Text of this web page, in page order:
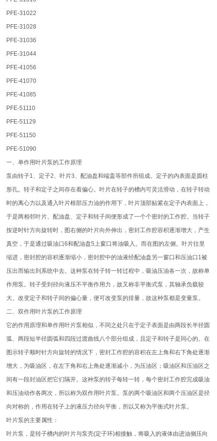
PFE-31022
PFE-31028
PFE-31036
PFE-31044
PFE-41056
PFE-41070
PFE-41085
PFE-51110
PFE-51129
PFE-51150
PFE-51090
一、单作用叶片泵的工作原理
泵由转子1、定子2、叶片3、配油盘和端盖等部件所组成。定子的内表面是圆柱
形孔。转子和定子之间存在着偏心。叶片在转子的槽内可灵活滑动，在转子转动
时的离心力以及通入叶片根部压力油的作用下，叶片顶部贴紧在定子内表面上，
于是两相邻叶片、配油盘、定子和转子间便形成了一个个密封的工作腔。当转子
按逆时针方向旋转时，图右侧的叶片向外伸出，密封工作腔容积逐渐增大，产生
真空，于是通过吸油口6和配油盘5上窗口将油吸入。而在图的左侧。叶片往里
缩进，密封腔的容积逐渐缩小，密封腔中的油液经配油盘另一窗口和压油口1被
压出而输出到系统中去。这种泵在转子转一转过程中，吸油压油各一次，故称单
作用泵。转子受到径向液压不平衡作用力，故又称非平衡式泵，其轴承负载较
大。改变定子和转子间的偏心量，便可改变泵的排量，故这种泵都是变量泵。
二、双作用叶片泵的工作原理
它的作用原理和单作用叶片泵相似，不同之处只在于定子表面是由两段长半径圆
弧、两段短半径圆弧和四段过渡曲线八个部分组成，且定子和转子是同心的。在
图示转子顺时针方向旋转的情况下，密封工作腔的容积在左上角和右下角处逐渐
增大，为吸油区，在左下角和右上角处逐渐减小，为压油区；吸油区和压油区之
间有一段封油区把它们隔开。这种泵的转子每转一转，每个密封工作腔完成吸油
和压油动作各两次，所以称为双作用叶片泵。泵的两个吸油区和两个压油区是径
向对称的，作用在转子上的液压力径向平衡，所以又称为平衡式叶片泵。
叶片泵的主要属性：
叶片泵，是转子槽内的叶片与泵壳(定子环)相接触，将吸入的液体由进油侧压向